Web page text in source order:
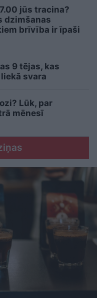
jūs tracina?
dzimšanas
brīvība ir īpaši
9 tējas, kas
svara
Lūk, par
mēnesī